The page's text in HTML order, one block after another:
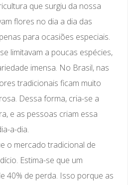
que surgiu da nossa
flores no dia a dia das
para ocasiões especiais.
limitavam a poucas espécies,
imensa. No Brasil, nas
tradicionais ficam muito
Dessa forma, cria-se a
e as pessoas criam essa
a-dia.
o mercado tradicional de
Estima-se que um
40% de perda. Isso porque as